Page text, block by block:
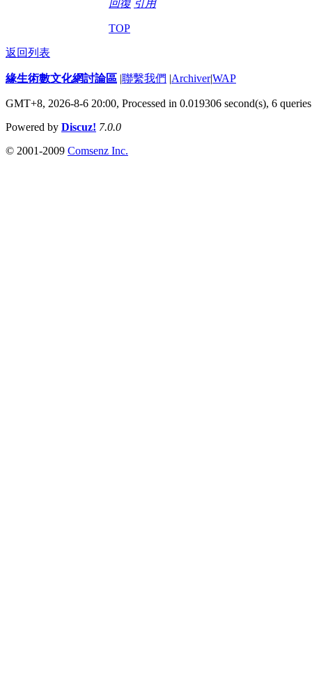
回復 引用
TOP
返回列表
緣生術數文化網討論區 |聯繫我們 |Archiver|WAP
GMT+8, 2026-8-6 20:00, Processed in 0.019306 second(s), 6 queries
Powered by Discuz! 7.0.0
© 2001-2009 Comsenz Inc.